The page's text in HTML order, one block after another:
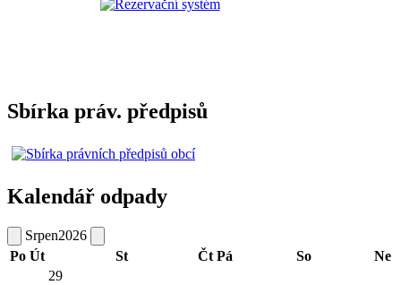
Sbírka práv. předpisů
Kalendář odpady
Srpen2026
Po Út St Čt Pá So Ne
29